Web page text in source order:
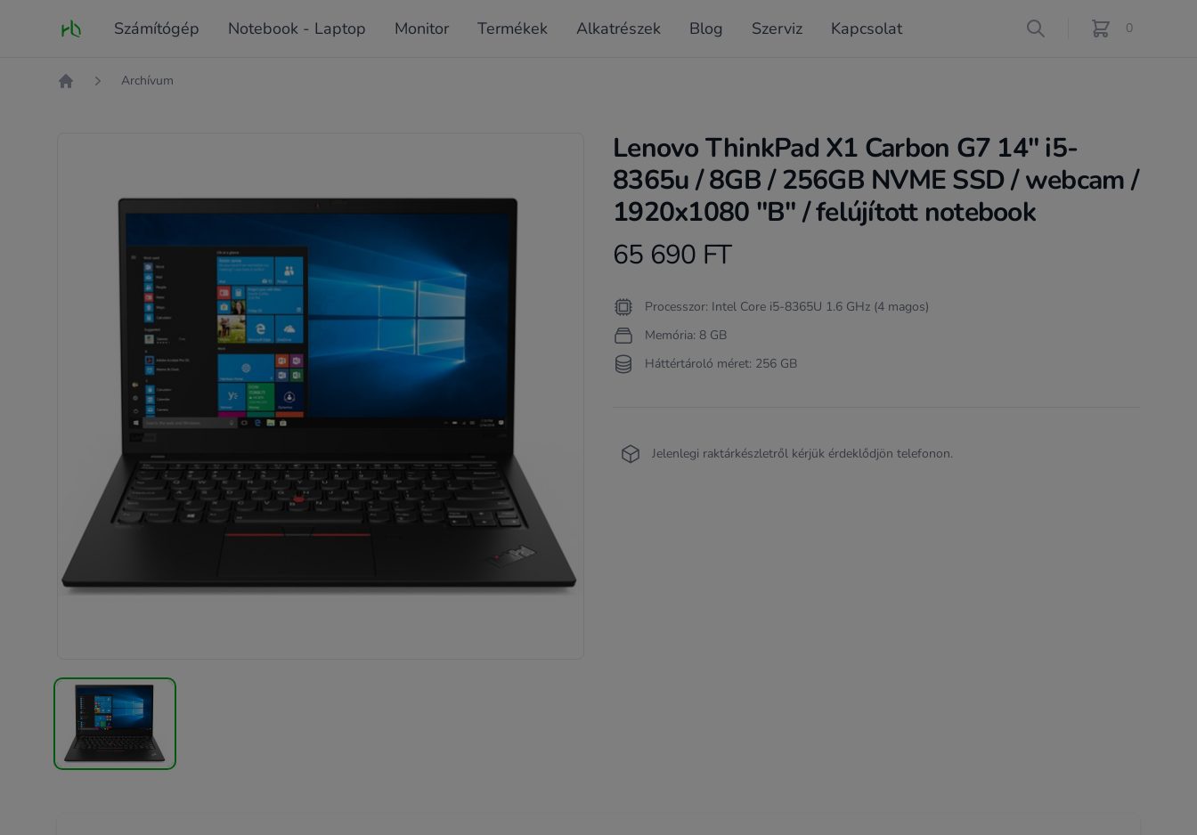
Fő oldal Számítógép Notebook - Laptop Monitor Termékek Alkatrészek Blog Szerviz Kapcsolat Search 0
féle termék a
Archívum
TERMÉK KÉP
Lenovo ThinkPad X1 Carbon G7 14" i5-
8365u / 8GB / 256GB NVME SSD / webcam /
1920x1080 "B" / felújított notebook
Product information
65 690 FT
Termékleírás
Processzor: Intel Core i5-8365U 1.6 GHz (4 magos)
Memória: 8 GB
Háttértároló méret: 256 GB
Jelenlegi raktárkészletről kérjük érdeklődjön telefonon.